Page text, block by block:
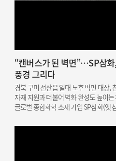
“캔버스가 된 벽면”…SP삼
풍경 그리다
경북 구미 선산읍 일대 노후 벽면 대상,
자재 지원과 더불어 벽화 완성도 높이
글로벌 종합화학 소재 기업 SP삼화(옛
성공적으로 마쳤다고 밝혔다. SP삼화